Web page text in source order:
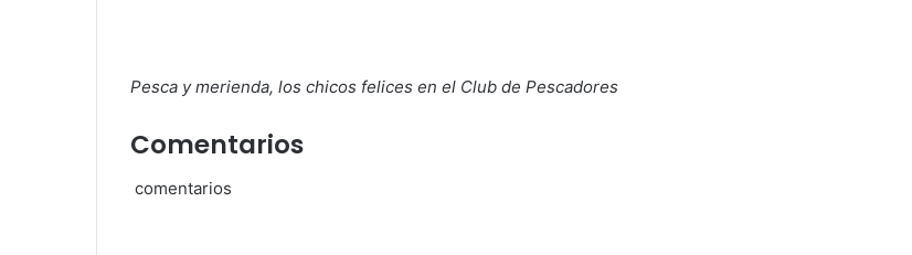
Pesca y merienda, los chicos felices en el Club de Pescadores
Comentarios
comentarios